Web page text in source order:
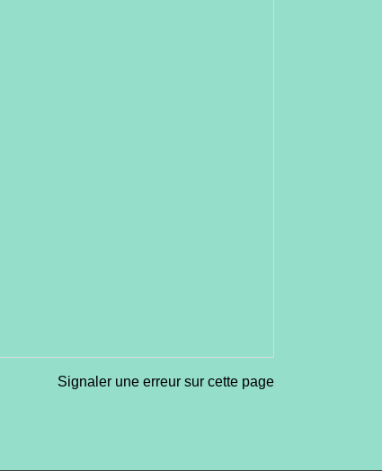
Signaler une erreur sur cette page